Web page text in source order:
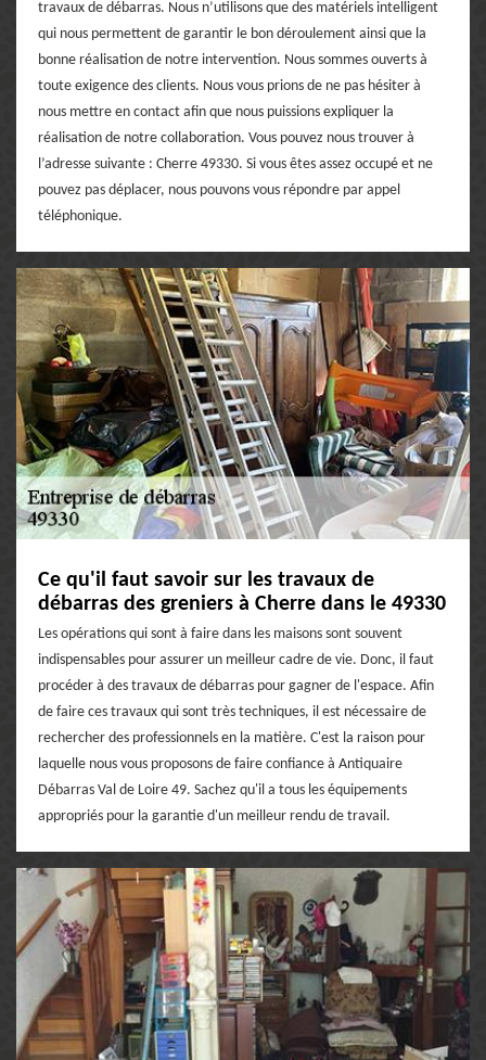
travaux de débarras. Nous n’utilisons que des matériels intelligent
qui nous permettent de garantir le bon déroulement ainsi que la
bonne réalisation de notre intervention. Nous sommes ouverts à
toute exigence des clients. Nous vous prions de ne pas hésiter à
nous mettre en contact afin que nous puissions expliquer la
réalisation de notre collaboration. Vous pouvez nous trouver à
l’adresse suivante : Cherre 49330. Si vous êtes assez occupé et ne
pouvez pas déplacer, nous pouvons vous répondre par appel
téléphonique.
Ce qu'il faut savoir sur les travaux de
débarras des greniers à Cherre dans le 49330
Les opérations qui sont à faire dans les maisons sont souvent
indispensables pour assurer un meilleur cadre de vie. Donc, il faut
procéder à des travaux de débarras pour gagner de l'espace. Afin
de faire ces travaux qui sont très techniques, il est nécessaire de
rechercher des professionnels en la matière. C'est la raison pour
laquelle nous vous proposons de faire confiance à Antiquaire
Débarras Val de Loire 49. Sachez qu'il a tous les équipements
appropriés pour la garantie d'un meilleur rendu de travail.